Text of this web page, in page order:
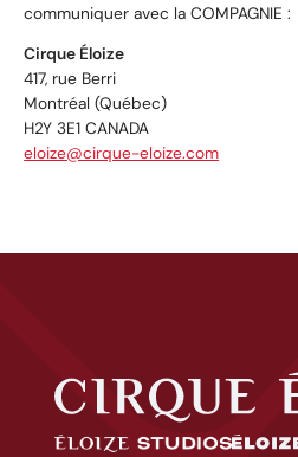
communiquer avec la COMPAGNIE :
Cirque Éloize
417, rue Berri
Montréal (Québec)
H2Y 3E1 CANADA
eloize@cirque-eloize.com
Cirque Éloize
Éloize Studios Eloize